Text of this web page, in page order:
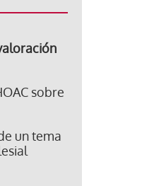
sobre
un tema